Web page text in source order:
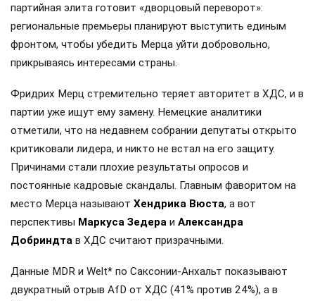
партийная элита готовит «дворцовый переворот»:
региональные премьеры планируют выступить единым
фронтом, чтобы убедить Мерца уйти добровольно,
прикрываясь интересами страны.
Фридрих Мерц стремительно теряет авторитет в ХДС, и в
партии уже ищут ему замену. Немецкие аналитики
отметили, что на недавнем собрании депутаты открыто
критиковали лидера, и никто не встал на его защиту.
Причинами стали плохие результаты опросов и
постоянные кадровые скандалы. Главным фаворитом на
место Мерца называют Хендрика Вюста, а вот
перспективы Маркуса Зедера и Александра
Добриндта в ХДС считают призрачными.
Данные MDR и Welt* по Саксонии-Анхальт показывают
двукратный отрыв AfD от ХДС (41% против 24%), а в